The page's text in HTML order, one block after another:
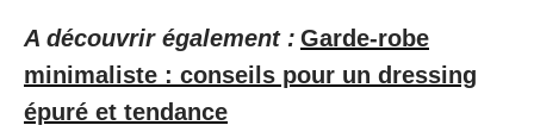
A découvrir également : Garde-robe
minimaliste : conseils pour un dressing
épuré et tendance